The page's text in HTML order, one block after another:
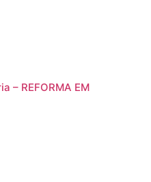
– REFORMA EM